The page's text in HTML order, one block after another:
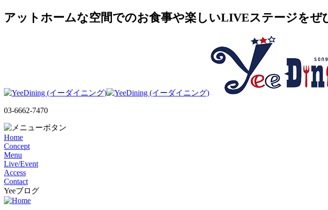
アットホームな空間でのお食事や楽しいLIVEステージを
03-6662-7470
Home
Concept
Menu
Live/Event
Access
Contact
Yeeブログ